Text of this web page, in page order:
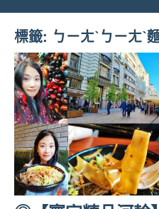
菲
亞
娃
JEFFIA
FANG
亞
娃
粉
絲
團、
主
題
旅
遊、
達
標籤: ㄅㄧㄤˋㄅㄧㄤˋ